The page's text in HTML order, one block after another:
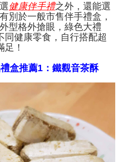
健康伴手禮之外，還能選
別於一般市售伴手禮盒，
型格外搶眼，綠色大禮
同健康零食，自行搭配超
！
盒推薦1：鐵觀音茶酥